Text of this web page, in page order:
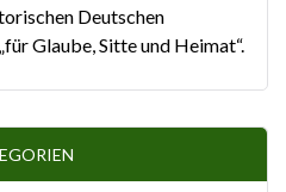
Deutschen
Glaube, Sitte und Heimat“.